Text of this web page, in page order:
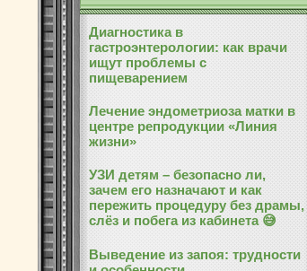
Диагностика в
гастроэнтерологии: как врачи
ищут проблемы с
пищеварением
Лечение эндометриоза матки в
центре репродукции «Линия
жизни»
УЗИ детям – безопасно ли,
зачем его назначают и как
пережить процедуру без драмы,
слёз и побега из кабинета 😅
Выведение из запоя: трудности